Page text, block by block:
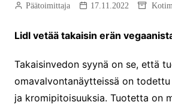
Päätoimittaja 17.11.2022
Lidl vetää takaisin erän
Takaisinvedon syynä on se, että
omavalvontanäytteissä on
ja kromipitoisuuksia. Tuotetta on